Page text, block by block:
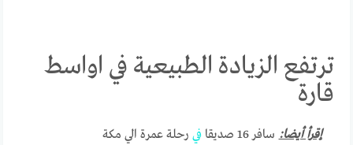
ترتفع الزيادة الطبيعية في اواسط
قارة
إقرأ أيضا: سافر 16 صديقا في رحلة عمرة الي مكة